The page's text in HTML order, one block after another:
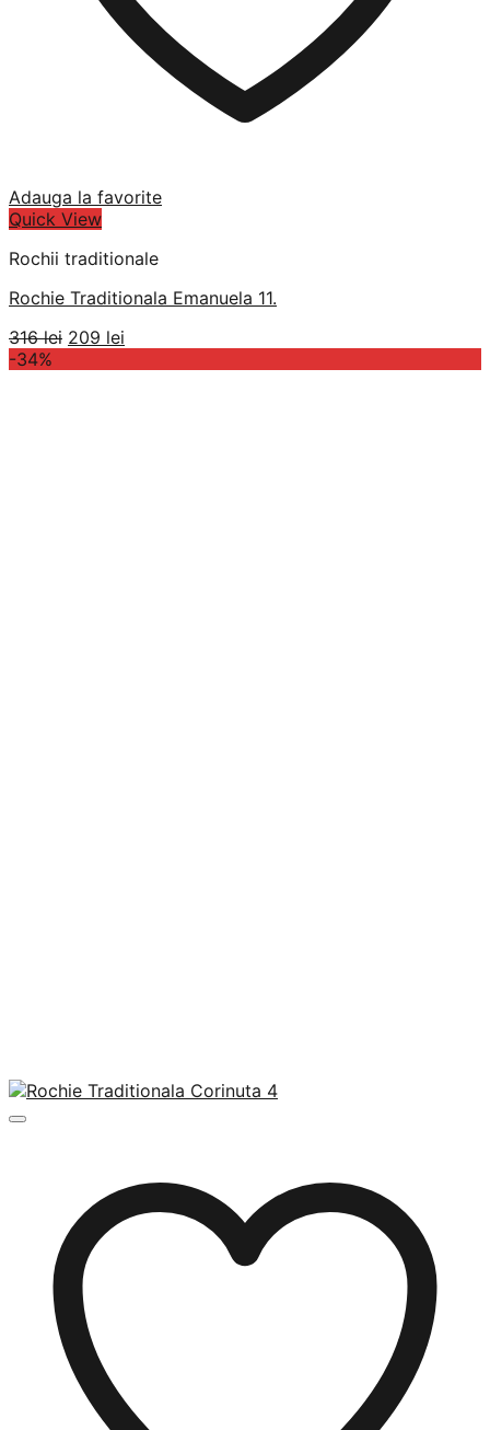
Adauga la favorite
Quick View
Rochii traditionale
Rochie Traditionala Emanuela 11.
316lei Prețul
209 lei
-34%